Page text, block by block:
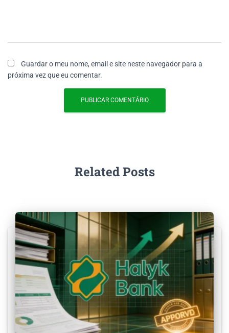
Guardar o meu nome, email e site neste navegador para a
próxima vez que eu comentar.
Related Posts